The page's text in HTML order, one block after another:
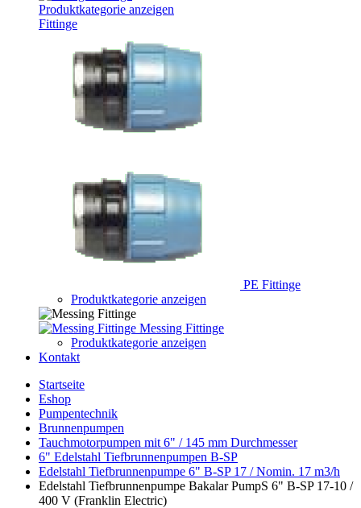
Produktkategorie anzeigen
Fittinge
PE Fittinge
Produktkategorie anzeigen
Messing Fittinge
Produktkategorie anzeigen
Kontakt
Startseite
Eshop
Pumpentechnik
Brunnenpumpen
Tauchmotorpumpen mit 6" / 145 mm Durchmesser
6" Edelstahl Tiefbrunnenpumpen B-SP
Edelstahl Tiefbrunnenpumpe 6" B-SP 17 / Nomin. 17 m3/h
Edelstahl Tiefbrunnenpumpe Bakalar PumpS 6" B-SP 17-10 /
400 V (Franklin Electric)